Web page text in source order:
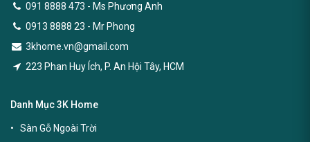
091 8888 473 - Ms Phương Anh
0913 8888 23 - Mr Phong
3khome.vn@gmail.com
223 Phan Huy Ích, P. An Hội Tây, HCM
Danh Mục 3K Home
Sàn Gỗ Ngoài Trời